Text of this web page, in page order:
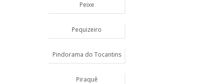
Peixe
Pequizeiro
Pindorama do Tocantins
Piraquê